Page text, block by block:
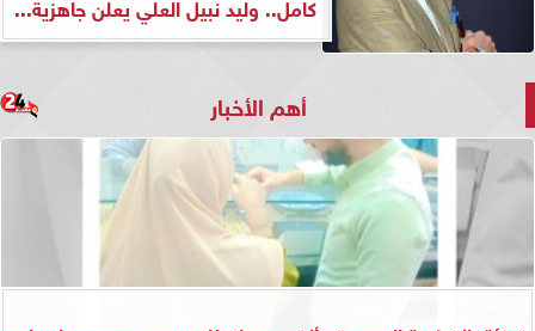
أهم الأخبار